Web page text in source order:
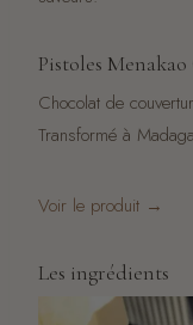
Pistoles
Chocolat de
Transformé à
Voir le produit →
Les ingrédients